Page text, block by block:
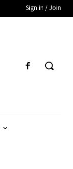
Sign in / Join